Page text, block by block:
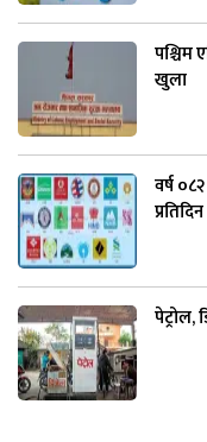
पश्चिम
खुला
वर्ष
पेट्रोल,